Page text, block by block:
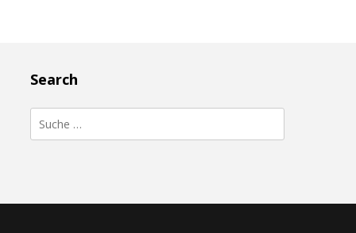
Search
Suche
nach: